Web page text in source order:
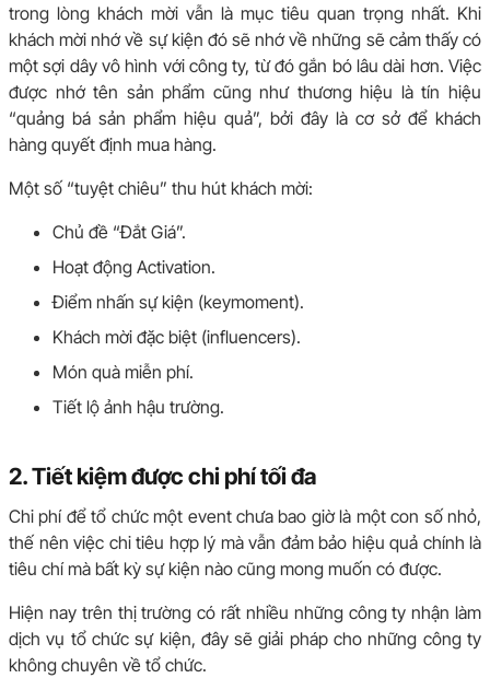
trong lòng khách mời vẫn là mục tiêu quan trọng nhất. Khi
khách mời nhớ về sự kiện đó sẽ nhớ về những sẽ cảm thấy có
một sợi dây vô hình với công ty, từ đó gắn bó lâu dài hơn. Việc
được nhớ tên sản phẩm cũng như thương hiệu là tín hiệu
“quảng bá sản phẩm hiệu quả”, bởi đây là cơ sở để khách
hàng quyết định mua hàng.
Một số “tuyệt chiêu” thu hút khách mời:
Chủ đề “Đắt Giá”.
Hoạt động Activation.
Điểm nhấn sự kiện (keymoment).
Khách mời đặc biệt (influencers).
Món quà miễn phí.
Tiết lộ ảnh hậu trường.
2. Tiết kiệm được chi phí tối đa
Chi phí để tổ chức một event chưa bao giờ là một con số nhỏ,
thế nên việc chi tiêu hợp lý mà vẫn đảm bảo hiệu quả chính là
tiêu chí mà bất kỳ sự kiện nào cũng mong muốn có được.
Hiện nay trên thị trường có rất nhiều những công ty nhận làm
dịch vụ tổ chức sự kiện, đây sẽ giải pháp cho những công ty
không chuyên về tổ chức.